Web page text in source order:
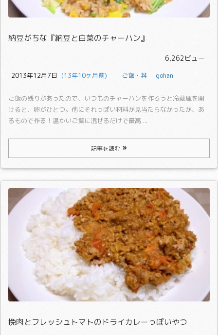
納豆がちな『納豆と白菜のチャーハン』
6,262ビュー
2013年12月7日
  (13年10ヶ月前)
ご飯・丼 gohan
ご飯の残りがあったので、いつものチャーハンを作ろうと冷蔵庫を開
けると、卵がひとつ。 他にそれっぽい材料が見当たらなかったが、あ
るもので作る！ 温かいご飯に混ぜるだけで最高 ...
記事を読む
挽肉とフレッシュトマトのドライカレーっぽいやつ